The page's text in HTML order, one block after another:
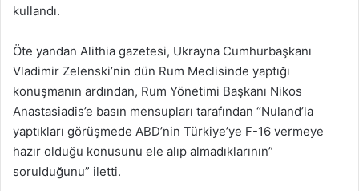
kullandı.
Öte yandan Alithia gazetesi, Ukrayna Cumhurbaşkanı
Vladimir Zelenski’nin dün Rum Meclisinde yaptığı
konuşmanın ardından, Rum Yönetimi Başkanı Nikos
Anastasiadis’e basın mensupları tarafından “Nuland’la
yaptıkları görüşmede ABD’nin Türkiye’ye F-16 vermeye
hazır olduğu konusunu ele alıp almadıklarının”
sorulduğunu” iletti.